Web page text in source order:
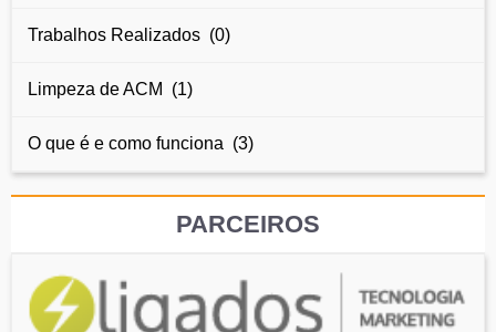
Trabalhos Realizados (0)
Limpeza de ACM (1)
O que é e como funciona (3)
PARCEIROS